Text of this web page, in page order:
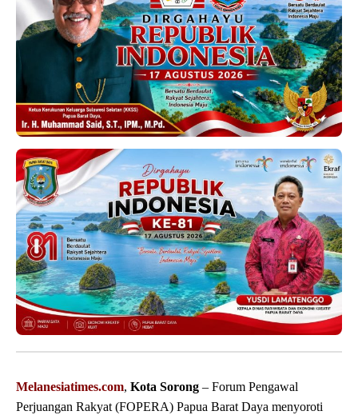
Melanesiatimes.com, Kota Sorong – Forum Pengawal
Perjuangan Rakyat (FOPERA) Papua Barat Daya menyoroti